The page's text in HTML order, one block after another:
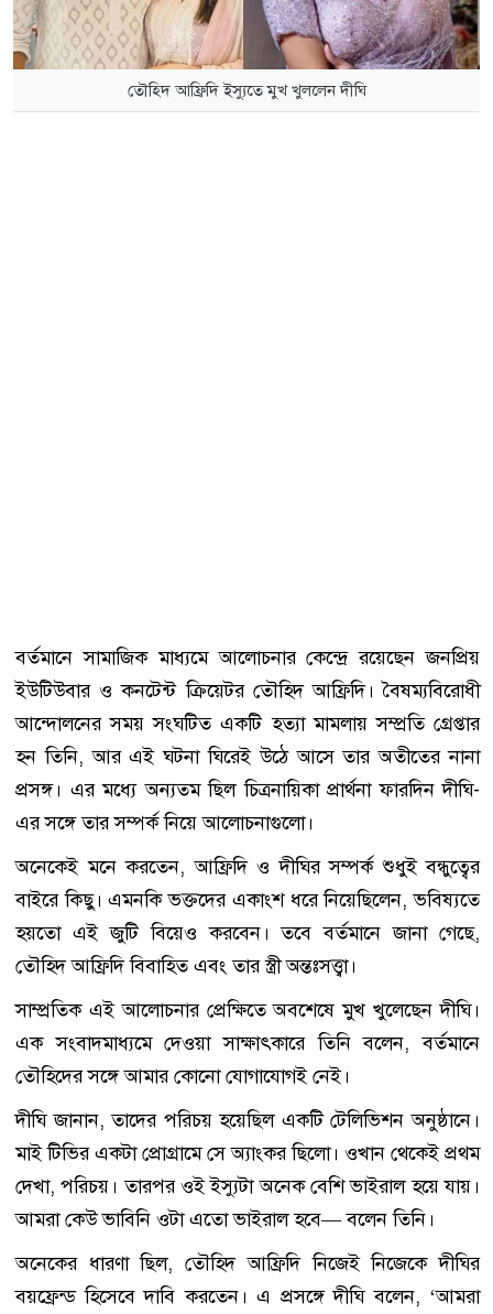
তৌহিদ আফ্রিদি ইস্যুতে মুখ খুললেন দীঘি
বর্তমানে সামাজিক মাধ্যমে আলোচনার কেন্দ্রে রয়েছেন জনপ্রিয়
ইউটিউবার ও কনটেন্ট ক্রিয়েটর তৌহিদ আফ্রিদি। বৈষম্যবিরোধী
আন্দোলনের সময় সংঘটিত একটি হত্যা মামলায় সম্প্রতি গ্রেপ্তার
হন তিনি, আর এই ঘটনা ঘিরেই উঠে আসে তার অতীতের নানা
প্রসঙ্গ। এর মধ্যে অন্যতম ছিল চিত্রনায়িকা প্রার্থনা ফারদিন দীঘি-
এর সঙ্গে তার সম্পর্ক নিয়ে আলোচনাগুলো।
অনেকেই মনে করতেন, আফ্রিদি ও দীঘির সম্পর্ক শুধুই বন্ধুত্বের
বাইরে কিছু। এমনকি ভক্তদের একাংশ ধরে নিয়েছিলেন, ভবিষ্যতে
হয়তো এই জুটি বিয়েও করবেন। তবে বর্তমানে জানা গেছে,
তৌহিদ আফ্রিদি বিবাহিত এবং তার স্ত্রী অন্তঃসত্ত্বা।
সাম্প্রতিক এই আলোচনার প্রেক্ষিতে অবশেষে মুখ খুলেছেন দীঘি।
এক সংবাদমাধ্যমে দেওয়া সাক্ষাৎকারে তিনি বলেন, বর্তমানে
তৌহিদের সঙ্গে আমার কোনো যোগাযোগই নেই।
দীঘি জানান, তাদের পরিচয় হয়েছিল একটি টেলিভিশন অনুষ্ঠানে।
মাই টিভির একটা প্রোগ্রামে সে অ্যাংকর ছিলো। ওখান থেকেই প্রথম
দেখা, পরিচয়। তারপর ওই ইস্যুটা অনেক বেশি ভাইরাল হয়ে যায়।
আমরা কেউ ভাবিনি ওটা এতো ভাইরাল হবে— বলেন তিনি।
অনেকের ধারণা ছিল, তৌহিদ আফ্রিদি নিজেই নিজেকে দীঘির
বয়ফ্রেন্ড হিসেবে দাবি করতেন। এ প্রসঙ্গে দীঘি বলেন, ‘আমরা